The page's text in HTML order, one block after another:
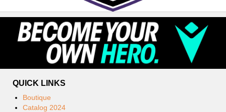
QUICK LINKS
Boutique
Catalog 2024